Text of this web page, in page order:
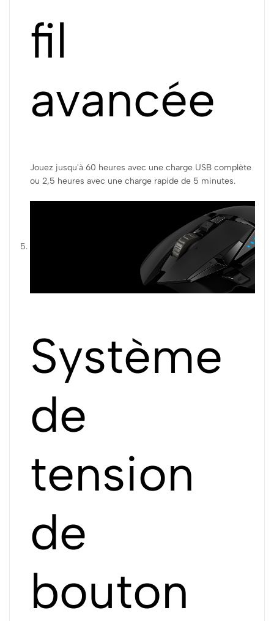
fil
avancée
Jouez jusqu'à 60 heures avec une charge USB complète
ou 2,5 heures avec une charge rapide de 5 minutes.
Système
de
tension
de
bouton